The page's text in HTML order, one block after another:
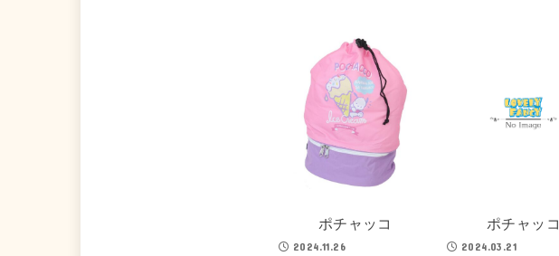
ポチャッコ
2024.11.26
ポチャッコ
2024.03.21